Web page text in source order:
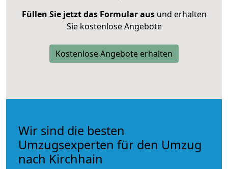
Füllen Sie jetzt das Formular ausund erhalten
Sie kostenlose Angebote
Kostenlose Angebote erhalten
Wir sind die besten
Umzugsexperten für den Umzug
nach Kirchhain